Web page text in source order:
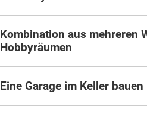
Kombination aus mehreren
Hobbyräumen
Eine Garage im Keller bauen